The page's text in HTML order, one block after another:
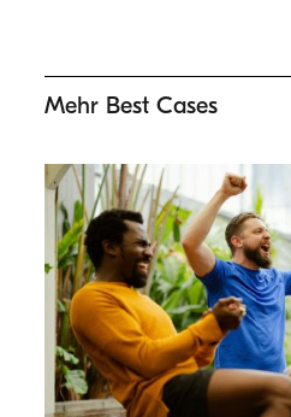
Mehr Best Cases